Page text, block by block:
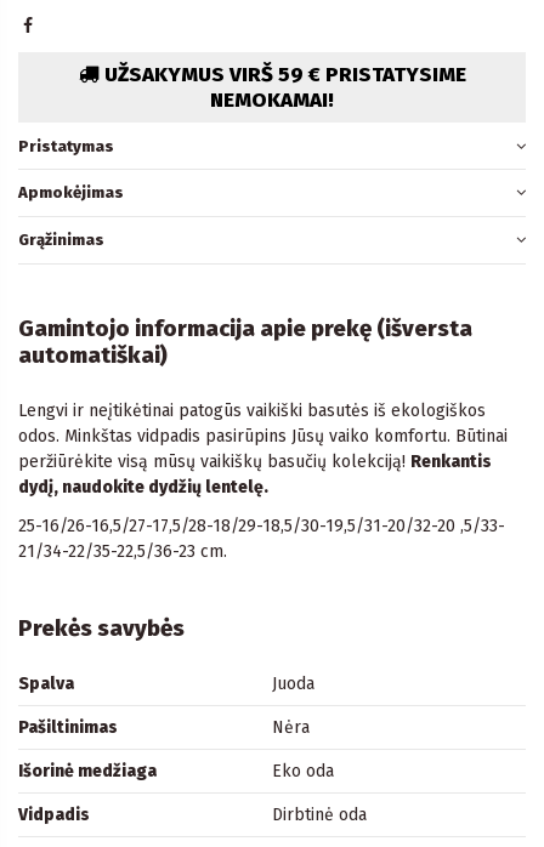
UŽSAKYMUS VIRŠ 59 € PRISTATYSIME
NEMOKAMAI!
Pristatymas
Apmokėjimas
Grąžinimas
Gamintojo informacija apie prekę (išversta
automatiškai)
Lengvi ir neįtikėtinai patogūs vaikiški basutės iš ekologiškos
odos. Minkštas vidpadis pasirūpins Jūsų vaiko komfortu. Būtinai
peržiūrėkite visą mūsų vaikiškų basučių kolekciją! Renkantis
dydį, naudokite dydžių lentelę.
25-16/26-16,5/27-17,5/28-18/29-18,5/30-19,5/31-20/32-20 ,5/33-
21/34-22/35-22,5/36-23 cm.
Prekės savybės
Spalva Juoda
Pašiltinimas Nėra
Išorinė medžiaga Eko oda
Vidpadis Dirbtinė oda